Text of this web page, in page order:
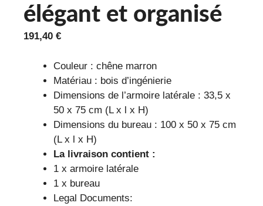
élégant et organisé
191,40 €
Couleur : chêne marron
Matériau : bois d’ingénierie
Dimensions de l’armoire latérale : 33,5 x
50 x 75 cm (L x l x H)
Dimensions du bureau : 100 x 50 x 75 cm
(L x l x H)
La livraison contient :
1 x armoire latérale
1 x bureau
Legal Documents: